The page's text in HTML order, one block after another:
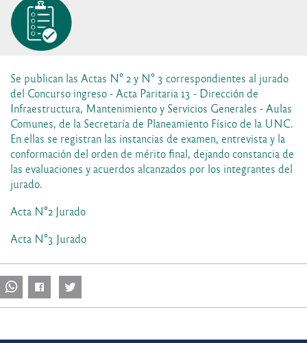
Se publican las Actas N° 2 y N° 3 correspondientes al jurado
del Concurso ingreso - Acta Paritaria 13 - Dirección de
Infraestructura, Mantenimiento y Servicios Generales - Aulas
Comunes, de la Secretaría de Planeamiento Físico de la UNC.
En ellas se registran las instancias de examen, entrevista y la
conformación del orden de mérito final, dejando constancia de
las evaluaciones y acuerdos alcanzados por los integrantes del
jurado.
Acta N°2 Jurado
Acta N°3 Jurado